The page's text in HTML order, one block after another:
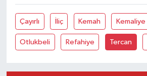
Çayırlı İliç Kemah Kemaliye
Otlukbeli Refahiye Tercan